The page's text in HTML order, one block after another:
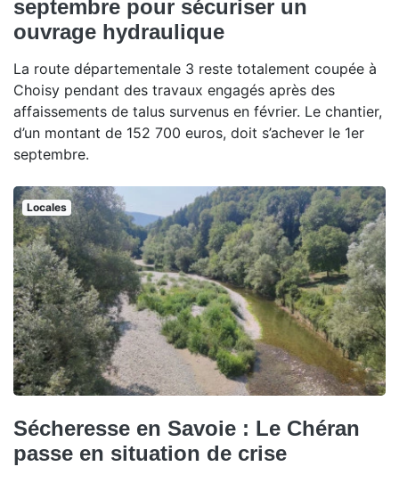
septembre pour sécuriser un
ouvrage hydraulique
La route départementale 3 reste totalement coupée à
Choisy pendant des travaux engagés après des
affaissements de talus survenus en février. Le chantier,
d’un montant de 152 700 euros, doit s’achever le 1er
septembre.
Locales
Sécheresse en Savoie : Le Chéran
passe en situation de crise